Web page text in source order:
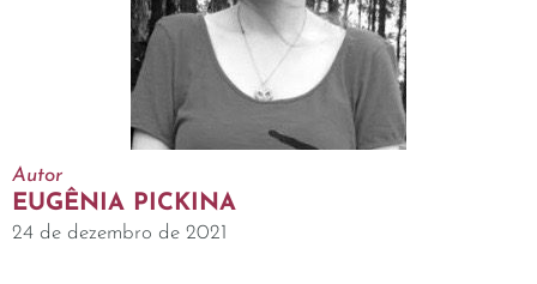
Autor
EUGÊNIA PICKINA
24 de dezembro de 2021